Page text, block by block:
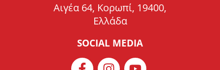
Αιγέα 64, Κορωπί, 19400,
Ελλάδα
SOCIAL MEDIA